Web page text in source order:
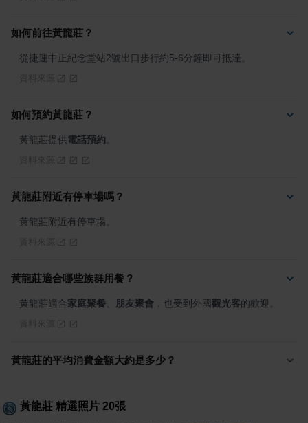
如何前往黃龍莊？
從捷運中正紀念堂站2號出口步行約5-6分鐘即可抵達。
如何預約黃龍莊？
黃龍莊提供電話預約
黃龍莊附近有停車場嗎？
黃龍莊附近有停車場。
黃龍莊適合哪些族群用餐？
黃龍莊適合家庭聚餐 朋友聚會 ，也受到外國觀光客的歡迎。
黃龍莊的平均消費金額大約是多少？
黃龍莊 精選照片 20張